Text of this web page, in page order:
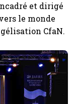
et dirigé
le monde
CfaN.